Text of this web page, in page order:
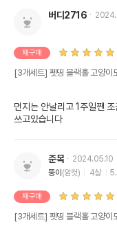
버디2716
재구매
[3개세트] 펫띵 블랙홀 고양이
먼지는 안날리고 1주일짼
쓰고있습니다
준목
2024.05.10
뚱이 (암컷) 4살
재구매
[3개세트] 펫띵 블랙홀 고양이